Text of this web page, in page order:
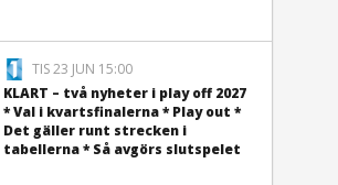
TIS 23 JUN 15:00
KLART – två nyheter i play off 2027
* Val i kvartsfinalerna * Play out *
Det gäller runt strecken i
tabellerna * Så avgörs slutspelet